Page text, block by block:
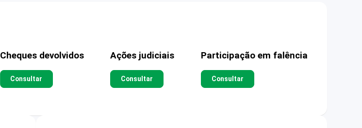
Cheques devolvidos
Consultar
Ações judiciais
Consultar
Participação em falência
Consultar